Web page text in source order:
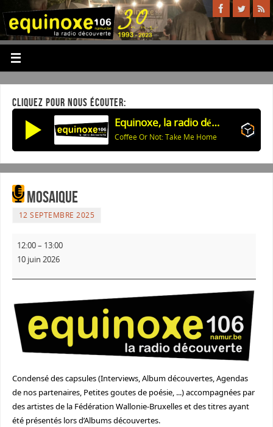
CLIQUEZ POUR NOUS ÉCOUTER:
Equinoxe, la radio découverte
Coffee Or Not: Take Me Home
Mosaique
12 SEPTEMBRE 2025
12:00– 13:00
10 juin 2026
Condensé des capsules (Interviews, Album découvertes, Agendas
de nos partenaires, Petites goutes de poésie, ...) accompagnées par
des artistes de la Fédération Wallonie-Bruxelles et des titres ayant
été présentés lors d’Albums découvertes.